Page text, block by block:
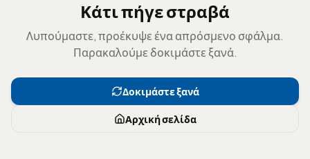
Κάτι πήγε στραβά
Λυπούμαστε, προέκυψε ένα απρόσμενο σφάλμα.
Παρακαλούμε δοκιμάστε ξανά.
Δοκιμάστε ξανά
Αρχική σελίδα